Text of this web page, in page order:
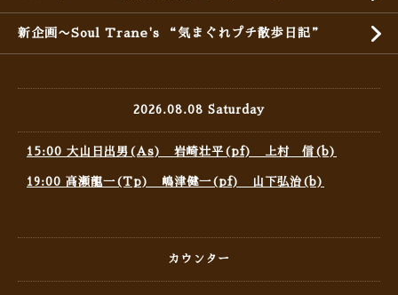
新企画〜Soul Trane's “気まぐれプチ散歩日記”
2026.08.08 Saturday
15:00 大山日出男(As) 岩崎壮平(pf) 上村 信(b)
19:00 高瀬龍一(Tp) 嶋津健一(pf) 山下弘治(b)
カウンター